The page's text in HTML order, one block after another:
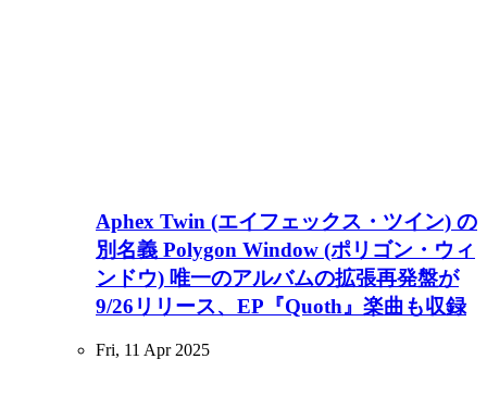
Aphex Twin (エイフェックス・ツイン) の
別名義 Polygon Window (ポリゴン・ウィ
ンドウ) 唯一のアルバムの拡張再発盤が
9/26リリース、EP『Quoth』楽曲も収録
Fri, 11 Apr 2025